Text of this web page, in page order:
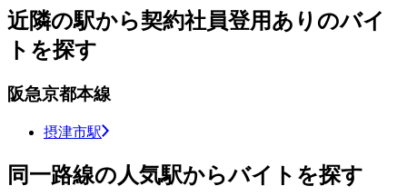
近隣の駅から契約社員登用ありのバイ
トを探す
阪急京都本線
摂津市駅
同一路線の人気駅からバイトを探す